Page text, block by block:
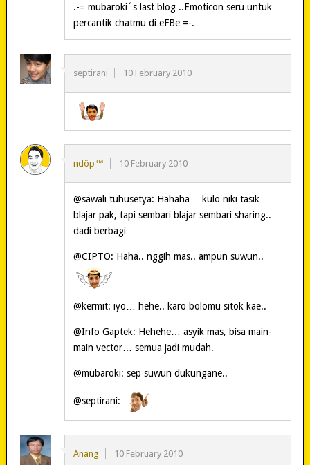
.-= mubaroki´s last blog ..Emoticon seru untuk
percantik chatmu di eFBe =-.
septirani 10 February 2010
ndöp™ 10 February 2010
@sawali tuhusetya: Hahaha… kulo niki tasik
blajar pak, tapi sembari blajar sembari sharing..
dadi berbagi…
@CIPTO: Haha.. nggih mas.. ampun suwun..
@kermit: iyo… hehe.. karo bolomu sitok kae..
@Info Gaptek: Hehehe… asyik mas, bisa main-
main vector… semua jadi mudah.
@mubaroki: sep suwun dukungane..
@septirani:
Anang 10 February 2010